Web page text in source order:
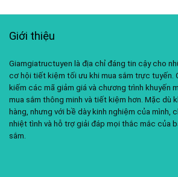
Giới thiệu
Giamgiatructuyen là địa chỉ đáng tin cậy cho
cơ hội tiết kiệm tối ưu khi mua sắm trực tuyến.
kiếm các mã giảm giá và chương trình khuyến
mua sắm thông minh và tiết kiệm hơn. Mặc dù
hàng, nhưng với bề dày kinh nghiệm của mình,
nhiệt tình và hỗ trợ giải đáp mọi thắc mắc của
sắm.